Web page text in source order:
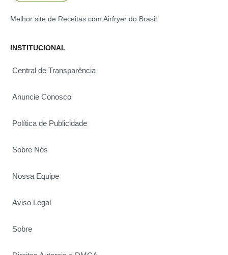
Melhor site de Receitas com Airfryer do Brasil
INSTITUCIONAL
Central de Transparência
Anuncie Conosco
Política de Publicidade
Sobre Nós
Nossa Equipe
Aviso Legal
Sobre